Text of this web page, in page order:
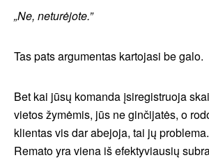
„Ne, neturėjote.”
Tas pats argumentas kartojasi be galo.
Bet kai jūsų komanda įsiregistruoja
vietos žymėmis, jūs ne ginčijatės, o
klientas vis dar abejoja, tai jų
Remato yra viena iš efektyviausių